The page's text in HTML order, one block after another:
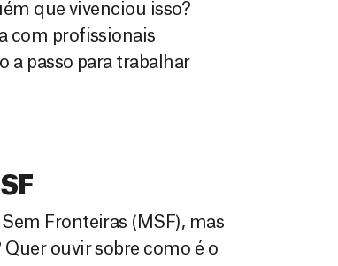
que vivenciou isso?
com profissionais
a passo para trabalhar
Fronteiras (MSF), mas
ouvir sobre como é o